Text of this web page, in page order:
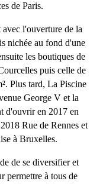
de Paris.
l'ouverture de la
nichée au fond d'une
les boutiques de
puis celle de
Plus tard, La Piscine
George V et la
d'ouvrir en 2017 en
Rue de Rennes et
à Bruxelles.
de se diversifier et
permettre à tous de